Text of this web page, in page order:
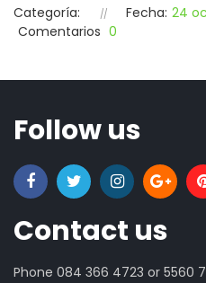
Categoría: Fecha: 24
Comentarios 0
Follow us
Contact us
Phone 084 366 4723 or 5560